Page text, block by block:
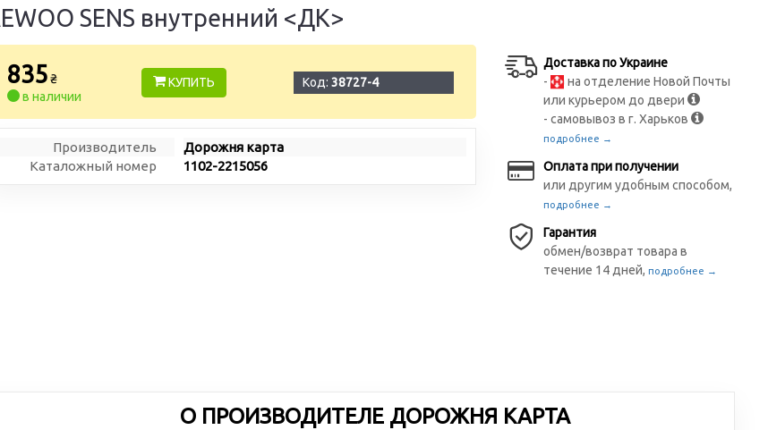
SENS внутренний <ДК>
835 ₴
в наличии
КУПИТЬ Код:38727-4
Производитель
Дорожня карта
Каталожный номер
1102-2215056
Доставка по Украине
-
на отделение Новой Почты
или курьером до двери
- самовывоз в г. Харьков
подробнее →
Оплата при получении
или другим удобным способом,
подробнее →
Гарантия
обмен/возврат товара в
течение 14 дней,подробнее →
О ПРОИЗВОДИТЕЛЕ ДОРОЖНЯ КАРТА